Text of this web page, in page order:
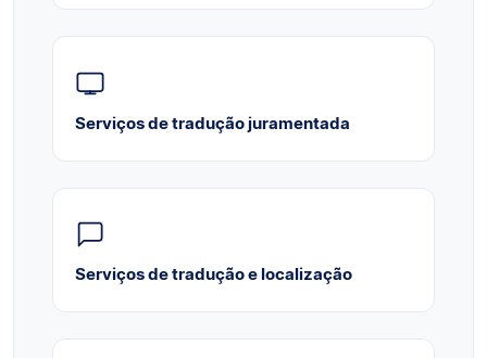
Serviços de tradução juramentada
Serviços de tradução e localização